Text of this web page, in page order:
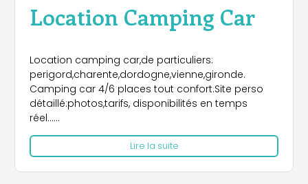
Location Camping Car
Location camping car,de particuliers:
perigord,charente,dordogne,vienne,gironde.
Camping car 4/6 places tout confort.Site perso
détaillé:photos,tarifs, disponibilités en temps
réel......
Lire la suite